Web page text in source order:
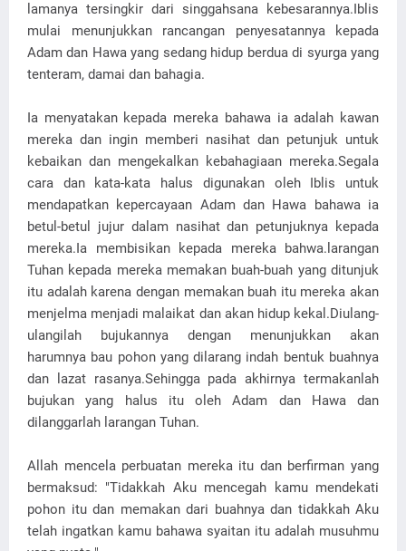
lamanya tersingkir dari singgahsana kebesarannya.Iblis
mulai menunjukkan rancangan penyesatannya kepada
Adam dan Hawa yang sedang hidup berdua di syurga yang
tenteram, damai dan bahagia.
Ia menyatakan kepada mereka bahawa ia adalah kawan
mereka dan ingin memberi nasihat dan petunjuk untuk
kebaikan dan mengekalkan kebahagiaan mereka.Segala
cara dan kata-kata halus digunakan oleh Iblis untuk
mendapatkan kepercayaan Adam dan Hawa bahawa ia
betul-betul jujur dalam nasihat dan petunjuknya kepada
mereka.Ia membisikan kepada mereka bahwa.larangan
Tuhan kepada mereka memakan buah-buah yang ditunjuk
itu adalah karena dengan memakan buah itu mereka akan
menjelma menjadi malaikat dan akan hidup kekal.Diulang-
ulangilah bujukannya dengan menunjukkan akan
harumnya bau pohon yang dilarang indah bentuk buahnya
dan lazat rasanya.Sehingga pada akhirnya termakanlah
bujukan yang halus itu oleh Adam dan Hawa dan
dilanggarlah larangan Tuhan.
Allah mencela perbuatan mereka itu dan berfirman yang
bermaksud: "Tidakkah Aku mencegah kamu mendekati
pohon itu dan memakan dari buahnya dan tidakkah Aku
telah ingatkan kamu bahawa syaitan itu adalah musuhmu